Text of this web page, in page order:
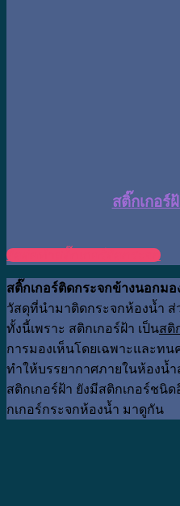
สติ๊กเกอร์
ติดต่อทำสติ๊กเกอร์ติดกระจก
สติ๊กเกอร์ติดกระจกข้างนอกมอ
วัสดุที่นำมาติดกระจกห้องน้ำ
ทั้งนี้เพราะ สติกเกอร์ฝ้า เป็นสติ
การมองเห็นโดยเฉพาะและท
ทำให้บรรยากาศภายในห้องน้
สติกเกอร์ฝ้า ยังมีสติกเกอร์ชนิ
กเกอร์กระจกห้องน้ำ มาดูกัน